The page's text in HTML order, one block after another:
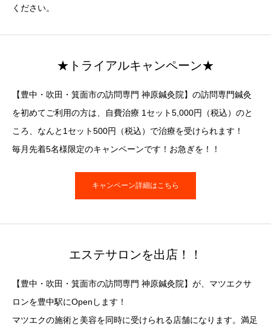
ください。
★トライアルキャンペーン★
【豊中・吹田・箕面市の訪問専門 神原鍼灸院】の訪問専門鍼灸
を初めてご利用の方は、自費治療 1セット5,000円（税込）のと
ころ、なんと1セット500円（税込）で治療を受けられます！
毎月先着5名様限定のキャンペーンです！お急ぎを！！
キャンペーン詳細はこちら
エステサロンを出店！！
【豊中・吹田・箕面市の訪問専門 神原鍼灸院】が、マツエクサ
ロンを豊中駅にOpenします！
マツエクの施術と美容を同時に受けられる店舗になります。満足